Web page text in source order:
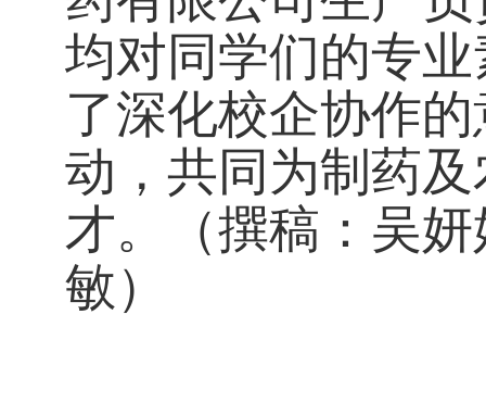
均对同学们的专
了深化校企协作
动，共同为制药
才。（撰稿：吴
敏）